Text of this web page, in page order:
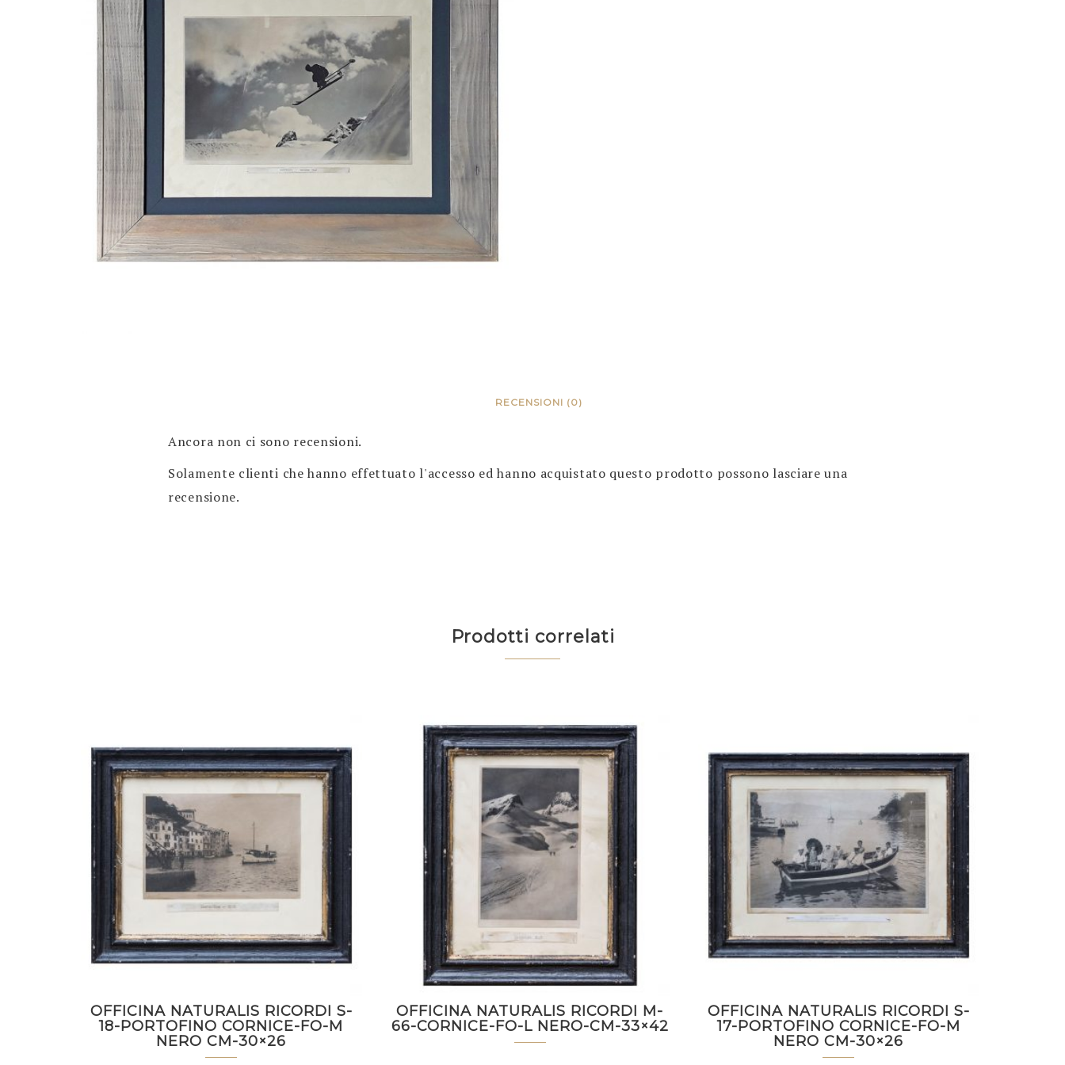
RECENSIONI (0)
Ancora non ci sono recensioni.
Solamente clienti che hanno effettuato l'accesso ed hanno acquistato questo prodotto possono lasciare una
recensione.
Prodotti correlati
OFFICINA NATURALIS RICORDI S-
18-PORTOFINO CORNICE-FO-M
NERO CM-30×26
OFFICINA NATURALIS RICORDI M-
66-CORNICE-FO-L NERO-CM-33×42
OFFICINA NATURALIS RICORDI S-
17-PORTOFINO CORNICE-FO-M
NERO CM-30×26